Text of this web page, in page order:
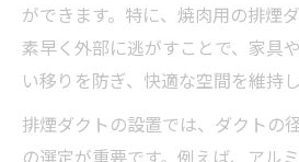
ができます。特に、焼肉用の排煙
素早く外部に逃がすことで、家具
い移りを防ぎ、快適な空間を維持し
排煙ダクトの設置では、ダクトの